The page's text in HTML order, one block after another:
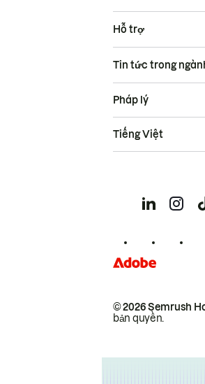
Hỗ trợ
Tin tức trong
© 2026 Semrush
bản quyền.
Pháp lý
Tiếng Việt